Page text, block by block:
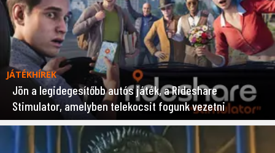
JÁTÉKHÍREK
Jön a legidegesítőbb autós játék, a Rideshare
Stimulator, amelyben telekocsit fogunk vezetni